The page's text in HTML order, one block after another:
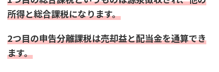
所得と総合課税になります。
2つ目の申告分離課税は売却益と配当金を通算でき
ます。